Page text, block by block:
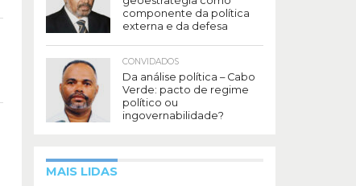
componente da política
externa e da defesa
CONVIDADOS
Da análise política – Cabo
Verde: pacto de regime
político ou
ingovernabilidade?
MAIS LIDAS